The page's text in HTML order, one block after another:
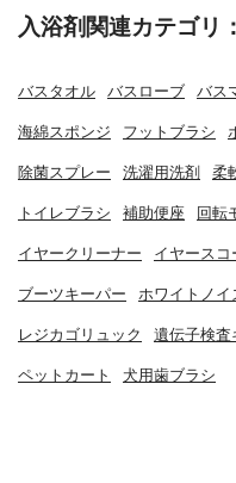
入浴剤関連カテゴリ
バスタオル バスローブ バス
海綿スポンジ フットブラシ
除菌スプレー 洗濯用洗剤 柔
トイレブラシ 補助便座 回転
イヤークリーナー イヤースコ
ブーツキーパー ホワイトノイ
レジカゴリュック 遺伝子検査
ペットカート 犬用歯ブラシ